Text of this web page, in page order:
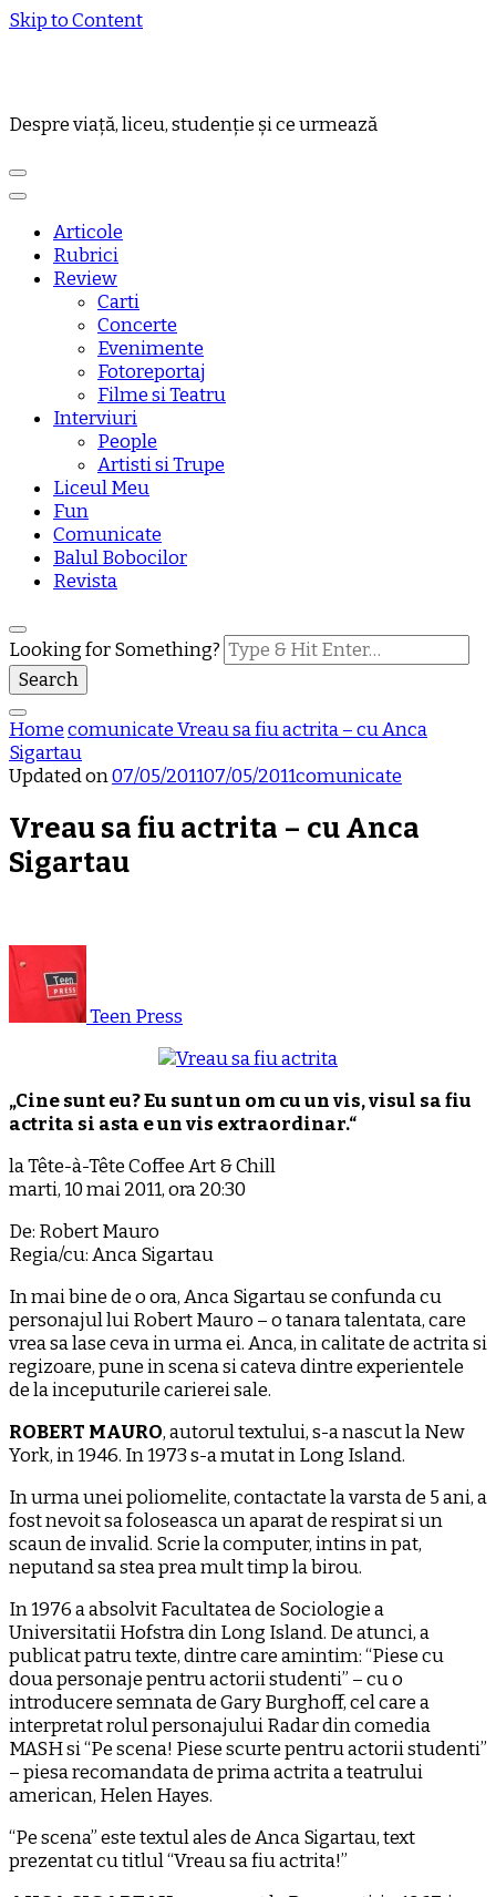
Skip to Content
Despre viață, liceu, studenție și ce urmează
Articole
Rubrici
Review
Carti
Concerte
Evenimente
Fotoreportaj
Filme si Teatru
Interviuri
People
Artisti si Trupe
Liceul Meu
Fun
Comunicate
Balul Bobocilor
Revista
Looking for Something?
HomecomunicateVreau sa fiu actrita – cu Anca
Sigartau
Updated on07/05/201107/05/2011comunicate
Vreau sa fiu actrita – cu Anca
Sigartau
Teen Press
„Cine sunt eu? Eu sunt un om cu un vis, visul sa fiu
actrita si asta e un vis extraordinar.“
la Tête-à-Tête Coffee Art & Chill
marti, 10 mai 2011, ora 20:30
De: Robert Mauro
Regia/cu: Anca Sigartau
In mai bine de o ora, Anca Sigartau se confunda cu
personajul lui Robert Mauro – o tanara talentata, care
vrea sa lase ceva in urma ei. Anca, in calitate de actrita si
regizoare, pune in scena si cateva dintre experientele
de la inceputurile carierei sale.
ROBERT MAURO, autorul textului, s-a nascut la New
York, in 1946. In 1973 s-a mutat in Long Island.
In urma unei poliomelite, contactate la varsta de 5 ani, a
fost nevoit sa foloseasca un aparat de respirat si un
scaun de invalid. Scrie la computer, intins in pat,
neputand sa stea prea mult timp la birou.
In 1976 a absolvit Facultatea de Sociologie a
Universitatii Hofstra din Long Island. De atunci, a
publicat patru texte, dintre care amintim: “Piese cu
doua personaje pentru actorii studenti” – cu o
introducere semnata de Gary Burghoff, cel care a
interpretat rolul personajului Radar din comedia
MASH si “Pe scena! Piese scurte pentru actorii studenti”
– piesa recomandata de prima actrita a teatrului
american, Helen Hayes.
“Pe scena” este textul ales de Anca Sigartau, text
prezentat cu titlul “Vreau sa fiu actrita!”